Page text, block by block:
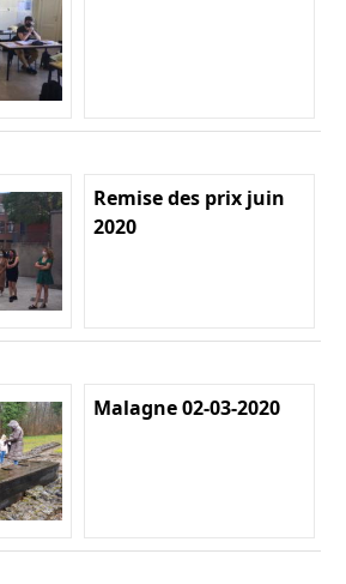
Remise des prix juin
2020
Malagne 02-03-2020